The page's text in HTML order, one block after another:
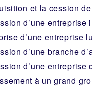
et la cession
d’une
d’une entreprise
d’une branche
d’une
à un grand